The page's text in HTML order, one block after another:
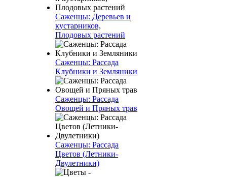
Саженцы: Деревьев и
кустарников,
Плодовых растений
Саженцы: Рассада
Клубники и Земляники
Саженцы: Рассада
Овощей и Пряных трав
Саженцы: Рассада
Цветов (Летники-
Двулетники)